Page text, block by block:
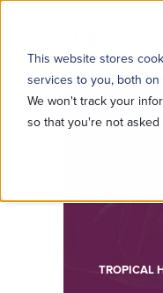
This website stores
services to you, both
We won't track your
so that you're not
TROPICAL